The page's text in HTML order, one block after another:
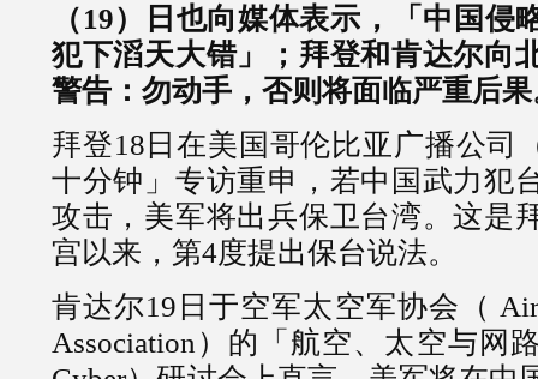
（19）日也向媒体表示，「中国侵
犯下滔天大错」；拜登和肯达尔向
警告：勿动手，否则将面临严重后
拜登18日在美国哥伦比亚广播公司
十分钟」专访重申，若中国武力犯
攻击，美军将出兵保卫台湾。这是
宫以来，第4度提出保台说法。
肯达尔19日于空军太空军协会（ Air
Association）的「航空、太空与网